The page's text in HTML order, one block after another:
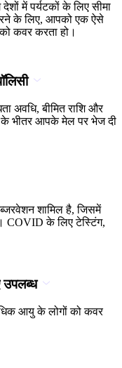
में पर्यटकों के लिए सीमा
के लिए, आपको एक ऐसे
कवर करता हो।
अवधि, बीमित राशि और
के भीतर आपके मेल पर भेज दी
शामिल है, जिसमें
COVID के लिए टेस्टिंग,
उपलब्ध
आयु के लोगों को कवर